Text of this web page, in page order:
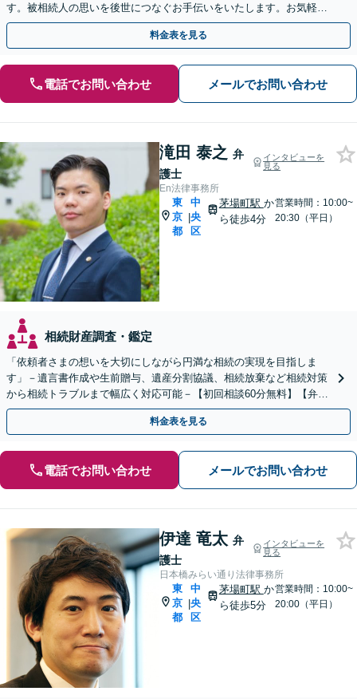
す。被相続人の思いを後世につなぐお手伝いをいたします。お気軽に
ご相談ください。【電話相談対応】【休日・夜間対応】
料金表を見る
電話でお問い合わせ メールでお問い合わせ
滝田 泰之 弁
護士
インタビューを
見る
En法律事務所
東
京
都
|
中
央
区
茅場町駅 か
ら徒歩4分
営業時間：10:00~
20:30（平日）
相続財産調査・鑑定
「依頼者さまの想いを大切にしながら円満な相続の実現を目指しま
す」－遺言書作成や生前贈与、遺産分割協議、相続放棄など相続対策
から相続トラブルまで幅広く対応可能－【初回相談60分無料】【弁護
士直通電話相談可】【来所一切不要】【夜間・休日面談可】
料金表を見る
電話でお問い合わせ メールでお問い合わせ
伊達 竜太 弁
護士
インタビューを
見る
日本橋みらい通り法律事務所
東
京
都
|
中
央
区
茅場町駅 か
ら徒歩5分
営業時間：10:00~
20:00（平日）